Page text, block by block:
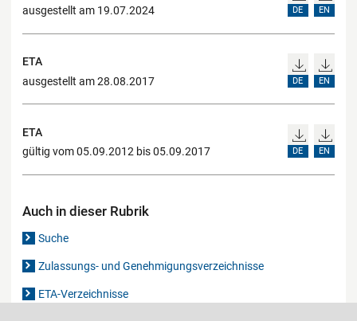
ausgestellt am 19.07.2024
DE EN
ETA
ausgestellt am 28.08.2017
DE EN
ETA
gültig vom 05.09.2012 bis 05.09.2017
DE EN
Auch in dieser Rubrik
Suche
Zulassungs- und Genehmigungsverzeichnisse
ETA-Verzeichnisse